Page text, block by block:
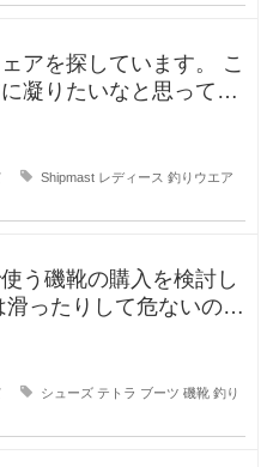
を探しています。 こ
凝りたいなと思ってい
Shipmast レディース 釣りウエア
う磯靴の購入を検討し
ったりして危ないの
シューズ テトラ ブーツ 磯靴 釣り